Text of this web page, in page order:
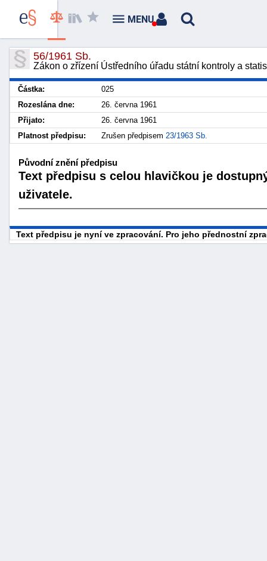
56/1961 Sb.
Zákon o zřízení Ústředního úřadu státní kontroly a
Částka:
025
Rozeslána dne:
26. června 1961
Přijato:
26. června 1961
Platnost předpisu:
Zrušen předpisem 23/1963 Sb.
Původní znění předpisu
Text předpisu s celou hlavičkou je
uživatele.
Text předpisu je nyní ve zpracování. Pro jeho přednostní
MENU